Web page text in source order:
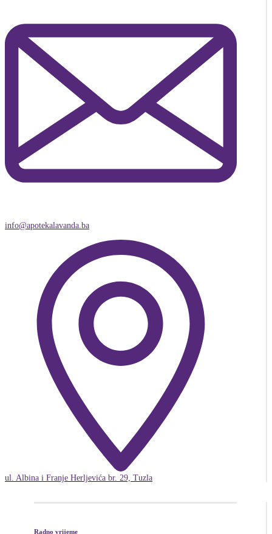
info@apotekalavanda.ba
ul. Albina i Franje Herljevića br. 29, Tuzla
Radno vrijeme